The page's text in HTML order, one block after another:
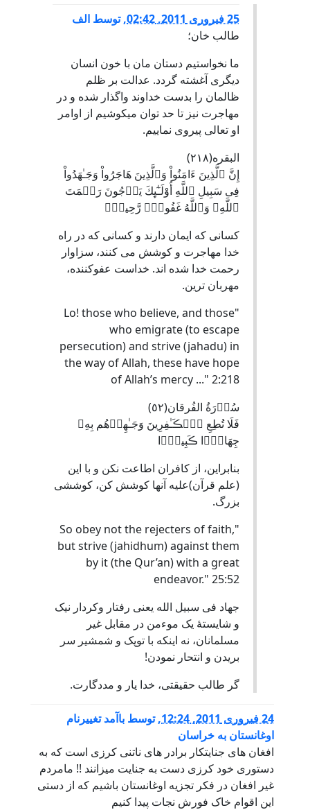
25 فبروری 2011, 02:42 ,توسط الف
طالب خان؛
ما نخواستیم دستان مان با خون انسان
دیگری آغشته گردد. عدالت بر ظلم
ظالمان را بدست خداوند واگذار شده و در
مهاجرت نیز تا حد توان میکوشیم از اوامر
او تعالی پیروی نماییم.
البقره( ٢١٨ )
إِنَّ ٱلَّذِينَ ءَامَنُواْ وَٱلَّذِينَ هَاجَرُواْ وَجَـٰهَدُواْ
فِى سَبِيلِ ٱللَّهِ أُوْلَـٰٓٮِٕكَ يَرۡجُونَ رَحۡمَتَ
ٱللَّهِ‌ۚ وَٱللَّهُ غَفُورٌ۬ رَّحِيمٌ۬
كسانى كه ايمان دارند و كسانى كه در راه
خدا مهاجرت و كوشش مى كنند، سزاوار
رحمت خدا شده اند. خداست عفوكننده،
مهربان ترين.
"Lo! those who believe, and those
who emigrate (to escape
persecution) and strive (jahadu) in
the way of Allah, these have hope
of Allah’s mercy ..." 2:218
سُوۡرَةُ الفُرقان( ٥٢ )
فَلَا تُطِعِ ٱلۡڪَـٰفِرِينَ وَجَـٰهِدۡهُم بِهِۦ
جِهَادً۬ا ڪَبِيرً۬ا
بنابراين، از كافران اطاعت نكن و با اين
(علم قرآن)عليه آنها كوشش كن، كوششی
بزرگ.
"So obey not the rejecters of faith,
but strive (jahidhum) against them
by it (the Qur’an) with a great
endeavor." 25:52
جهاد فی سبیل الله یعنی رفتار وکردار نیک
و شایستۀ یک موءمن در مقابل غیر
مسلمانان، نه اینکه با توپک و شمشیر سر
بریدن و انتحار نمودن!
گر طالب حقیقتی، خدا یار و مددگارت.
24 فبروری 2011, 12:24 ,توسط باآمد تغییرنام
اوغانستان به خراسان
افغان های جنایتکار برادر های ناتنی کرزی است که به
دستوری خود کرزی دست به جنایت میزانند !! مامردم
غیر افغان در فکر تجزیه اوغانستان باشیم که از دستی
این اقوام خاک فورش نجات پیدا کنیم